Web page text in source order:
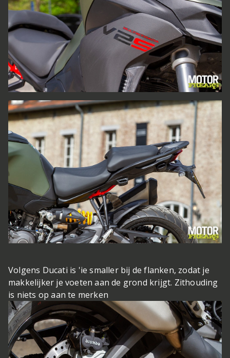
Volgens Ducati is 'ie smaller bij de flanken, zodat je
makkelijker je voeten aan de grond krijgt. Zithouding
is niets op aan te merken